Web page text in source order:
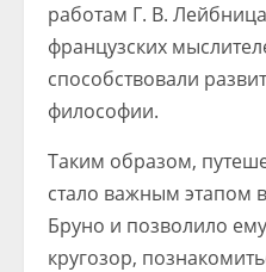
работам Г. В.
французских
способствовали
философии.
Таким образом,
стало важным этапом
Бруно и позволило
кругозор,